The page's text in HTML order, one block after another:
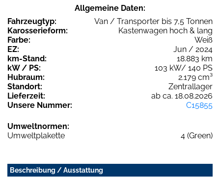
Allgemeine Daten:
Fahrzeugtyp:
Van / Transporter bis 7,5 Tonnen
Karosserieform:
Kastenwagen hoch & lang
Farbe:
Weiß
EZ:
Jun / 2024
km-Stand:
18.883 km
kW / PS:
103 kW/ 140 PS
Hubraum:
2.179 cm³
Standort:
Zentrallager
Lieferzeit:
ab ca. 18.08.2026
Unsere Nummer:
C15855
Umweltnormen:
Umweltplakette
4 (Green)
Beschreibung / Ausstattung